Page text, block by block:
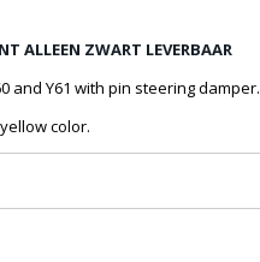
ALLEEN ZWART LEVERBAAR
and Y61 with pin steering damper.
color.